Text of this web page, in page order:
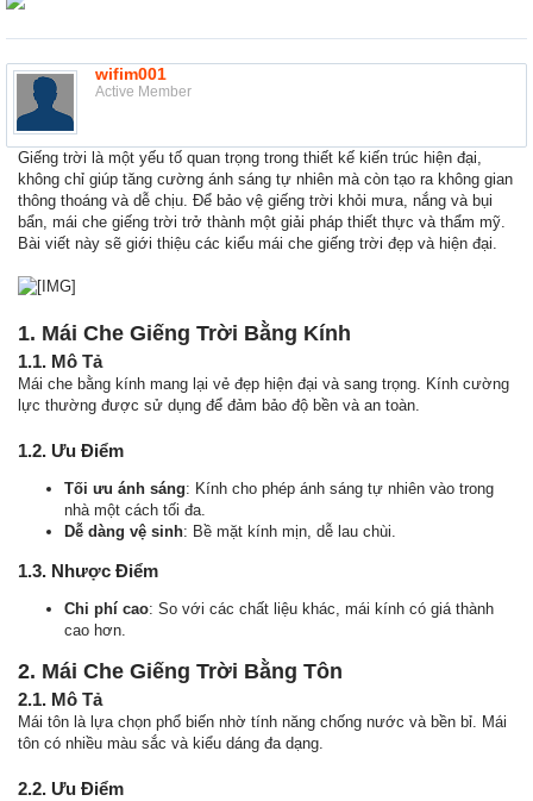
wifim001
Active Member
Giếng trời là một yếu tố quan trọng trong thiết kế kiến trúc hiện đại,
không chỉ giúp tăng cường ánh sáng tự nhiên mà còn tạo ra không gian
thông thoáng và dễ chịu. Để bảo vệ giếng trời khỏi mưa, nắng và bụi
bẩn, mái che giếng trời trở thành một giải pháp thiết thực và thẩm mỹ.
Bài viết này sẽ giới thiệu các kiểu mái che giếng trời đẹp và hiện đại.
1. Mái Che Giếng Trời Bằng Kính
1.1. Mô Tả
Mái che bằng kính mang lại vẻ đẹp hiện đại và sang trọng. Kính cường
lực thường được sử dụng để đảm bảo độ bền và an toàn.
1.2. Ưu Điểm
Tối ưu ánh sáng: Kính cho phép ánh sáng tự nhiên vào trong
nhà một cách tối đa.
Dễ dàng vệ sinh: Bề mặt kính mịn, dễ lau chùi.
1.3. Nhược Điểm
Chi phí cao: So với các chất liệu khác, mái kính có giá thành
cao hơn.
2. Mái Che Giếng Trời Bằng Tôn
2.1. Mô Tả
Mái tôn là lựa chọn phổ biến nhờ tính năng chống nước và bền bỉ. Mái
tôn có nhiều màu sắc và kiểu dáng đa dạng.
2.2. Ưu Điểm